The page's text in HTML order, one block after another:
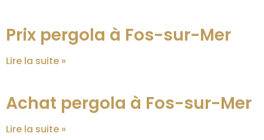
Prix pergola à Fos-sur-Mer
Lire la suite »
Achat pergola à Fos-sur-Mer
Lire la suite »